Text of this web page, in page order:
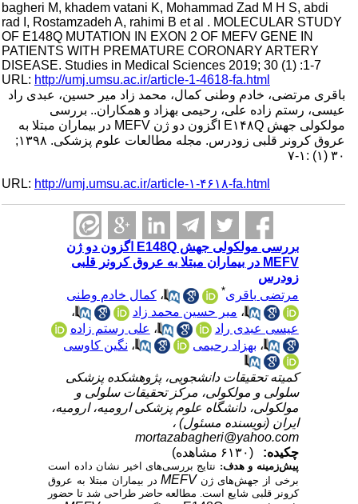
bagheri M, khadem vatani K, Mohammad Zad M H S, abdi
rad I, Rostamzadeh A, rahimi B et al . MOLECULAR STUDY
OF E148Q MUTATION IN EXON 2 OF MEFV GENE IN
PATIENTS WITH PREMATURE CORONARY ARTERY
DISEASE. Studies in Medical Sciences 2019; 30 (1) :1-7
URL:http://umj.umsu.ac.ir/article-1-4618-fa.html
باقری مرتضی، خادم وطنی کمال، محمد زاد میر حسین، عبدی راد
عیسی، رستم زاده علی، رحیمی بهزاد و همکاران.. بررسی
مولکولی جهش E۱۴۸Q اگزون دو ژن MEFV در بیماران مبتلا به
عروق کرونر قلبی زودرس. مجله مطالعات علوم پزشکی. ۱۳۹۸;
۳۰ (۱) :۱-۷
URL:http://umj.umsu.ac.ir/article-۱-۴۶۱۸-fa.html
بررسی مولکولی جهش E148Q اگزون دو ژن
MEFV در بیماران مبتلا به عروق کرونر قلبی
زودرس
مرتضی باقری* ،کمال خادم وطنی
،میر حسین محمد زاد
،
عیسی عبدی راد
،علی رستم زاده
، بهزاد رحیمی ، نگین کاوسی
کمیته تحقیقات دانشجویی، پژوهشکده پزشکی
سلولی و مولکولی، مرکز تحقیقات سلولی و
مولکولی، دانشگاه علوم پزشکی ارومیه، ارومیه،
ایران (نویسنده مسئول) ،
mortazabagheri@yahoo.com
چکیده:
پیش‌زمینه و هدف:نتایج بررسی‌های اخیر نشان داده است
برخی از جهش‌های ژنMEFVدر بیماران مبتلا به عروق
کرونر قلبی شایع است. مطالعه حاضر طراحی شد تا حضور